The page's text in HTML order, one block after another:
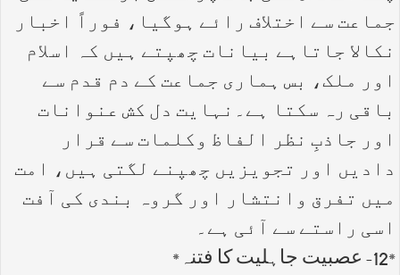
جماعت سے اختلاف رائے ہوگیا، فوراً اخبار
نکالا جاتاہے بیانات چھپتے ہیں کہ اسلام
اور ملک، بس ہماری جماعت کے دم قدم سے
باقی رہ سکتا ہے۔نہایت دل کش عنوانات
اور جاذبِ نظر الفاظ وکلمات سے قرار
دادیں اور تجویزیں چھپنے لگتی ہیں، امت
میں تفرق وانتشار اور گروہ بندی کی آفت
اسی راستے سے آئی ہے۔
*12- عصبیت جاہلیت کا فتنہ*